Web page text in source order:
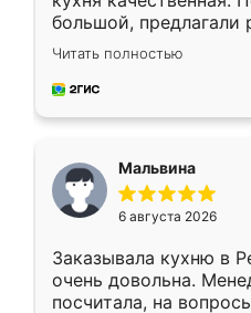
большой, предлагали
Ждал меньше месяца,
руками. По цене
Рекомендую!
Читать полностью
Мальвина
6 августа 2026
Заказывала кухню в
очень довольна.
посчитала, на